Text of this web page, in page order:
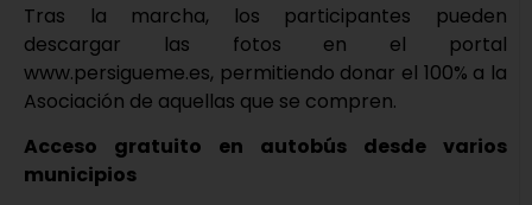
Tras la marcha, los participantes pueden
descargar las fotos en el portal
www.persigueme.es, permitiendo donar el 100% a la
Asociación de aquellas que se compren.
Acceso gratuito en autobús desde varios
municipios